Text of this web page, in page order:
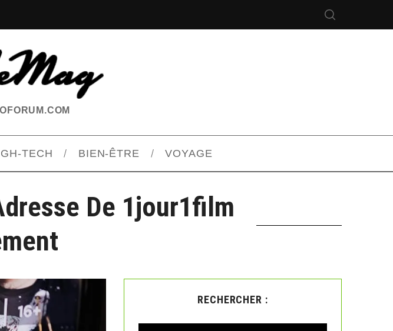
TECH BIEN-ÊTRE VOYAGE
De 1jour1film
RECHERCHER :